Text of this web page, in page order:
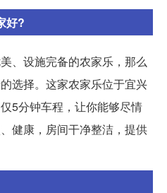
好?
、设施完备的农家乐，那么
选择。这家农家乐位于宜兴
5分钟车程，让你能够尽情
健康，房间干净整洁，提供